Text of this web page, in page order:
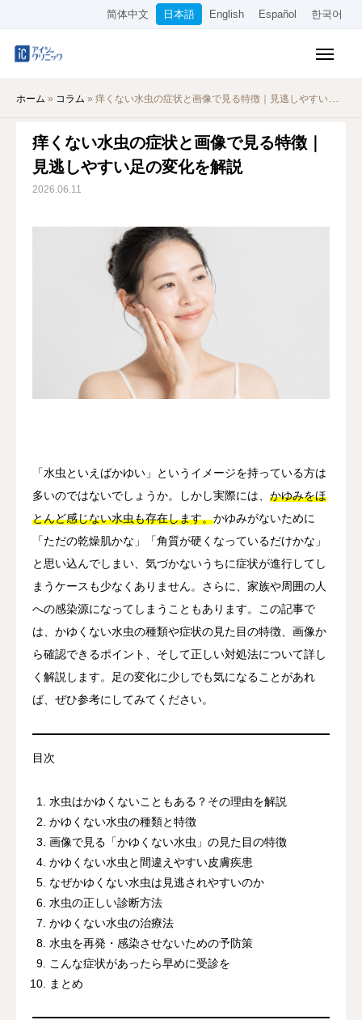
简体中文 日本語 English Español 한국어
ホーム » コラム » 痒くない水虫の症状と画像で見る特徴｜見逃しやすい足の変化を解説
痒くない水虫の症状と画像で見る特徴｜
見逃しやすい足の変化を解説
2026.06.11
「水虫といえばかゆい」というイメージを持っている方は
多いのではないでしょうか。しかし実際には、 かゆみをほ
とんど感じない水虫も存在します。かゆみがないために
「ただの乾燥肌かな」「角質が硬くなっているだけかな」
と思い込んでしまい、気づかないうちに症状が進行してし
まうケースも少なくありません。さらに、家族や周囲の人
への感染源になってしまうこともあります。この記事で
は、かゆくない水虫の種類や症状の見た目の特徴、画像か
ら確認できるポイント、そして正しい対処法について詳し
く解説します。足の変化に少しでも気になることがあれ
ば、ぜひ参考にしてみてください。
目次
水虫はかゆくないこともある？その理由を解説
かゆくない水虫の種類と特徴
画像で見る「かゆくない水虫」の見た目の特徴
かゆくない水虫と間違えやすい皮膚疾患
なぜかゆくない水虫は見逃されやすいのか
水虫の正しい診断方法
かゆくない水虫の治療法
水虫を再発・感染させないための予防策
こんな症状があったら早めに受診を
まとめ
料金表
オンライン診療
当院について
简体中文 日本語 English Español 한국어